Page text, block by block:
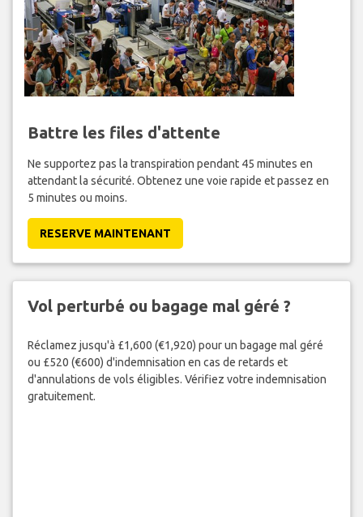
Battre les files d'attente
Ne supportez pas la transpiration pendant 45 minutes en
attendant la sécurité. Obtenez une voie rapide et passez en
5 minutes ou moins.
RESERVE MAINTENANT
Vol perturbé ou bagage mal géré ?
Réclamez jusqu'à £1,600 (€1,920) pour un bagage mal géré
ou £520 (€600) d'indemnisation en cas de retards et
d'annulations de vols éligibles. Vérifiez votre indemnisation
gratuitement.